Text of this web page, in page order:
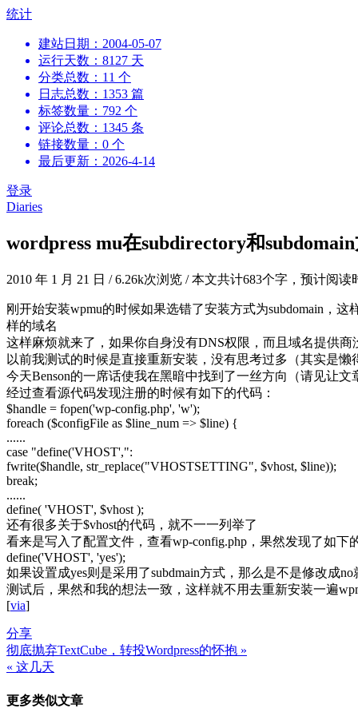
跳
统计
建站日期：2004-05-07
运行天数：8127 天
分类总数：11 个
日志总数：1353 篇
标签数量：792 个
评论总数：1345 条
链接数量：0 个
最后更新：2026-4-14
登录
Diaries
wordpress mu在subdirectory和
2010 年 1 月 21 日 /6.26k次浏览 /本文共计683个字，预计阅读
刚开始安装wpmu的时候如果选错了安装方式为subdomain，
样的域名
这样麻烦就来了，如果你自身没有DNS权限，而且域名提供商
以前我测试的时候是直接重新安装，没有思考过多（其实是懒
今天Benson的一席话使我在黑暗中找到了一丝方向（请见让
经过查看源代码发现注册的时候有如下的代码：
$handle = fopen('wp-config.php', 'w');
foreach ($configFile as $line_num => $line) {
......
case "define('VHOST',":
fwrite($handle, str_replace("VHOSTSETTING", $vhost, $line));
break;
......
define( 'VHOST', $vhost );
还有很多关于$vhost的代码，就不一一列举了
看来是写入了配置文件，查看wp-config.php，果然发现了如下
define('VHOST', 'yes');
如果设置成yes则是采用了subdmain方式，那么是不是修改成no
测试后，果然和我的想法一致，这样就不用去重新安装一遍
[via]
分享
文
章
导
彻底抛弃TextCube，转投Wordpress的怀抱 »
« 这几天
更多类似文章